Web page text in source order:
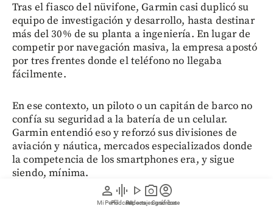
person
Mi Perfil
graphic_eq
Pódcast
play_arrow
Videos
photo_camera
Reportajes gráficos
account_circle
Suscríbete
Tras el fiasco del nüvifone, Garmin casi duplicó su
equipo de investigación y desarrollo, hasta destinar
más del 30% de su planta a ingeniería. En lugar de
competir por navegación masiva, la empresa apostó
por tres frentes donde el teléfono no llegaba
fácilmente.
En ese contexto, un piloto o un capitán de barco no
confía su seguridad a la batería de un celular.
Garmin entendió eso y reforzó sus divisiones de
aviación y náutica, mercados especializados donde
la competencia de los smartphones era, y sigue
siendo, mínima.
De Huawei a Garmin y Apple: cinco